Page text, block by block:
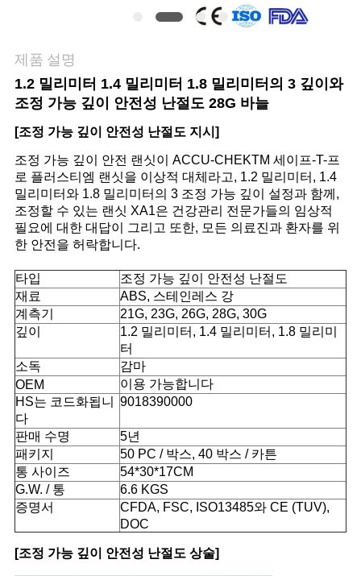
세
요
뉴
스
경
우
사
이
트
맵
PRIVACY
POLICY
제품 설명
1.2 밀리미터 1.4 밀리미터 1.8 밀리미터의 3 깊이와
조정 가능 깊이 안전성 난절도 28G 바늘
[조정 가능 깊이 안전성 난절도 지시]
조정 가능 깊이 안전 랜싯이 ACCU-CHEKTM 세이프-T-프
로 플러스티엠 랜싯을 이상적 대체라고, 1.2 밀리미터, 1.4
밀리미터와 1.8 밀리미터의 3 조정 가능 깊이 설정과 함께,
조정할 수 있는 랜싯 XA1은 건강관리 전문가들의 임상적
필요에 대한 대답이 그리고 또한, 모든 의료진과 환자를 위
한 안전을 허락합니다.
타입
조정 가능 깊이 안전성 난절도
재료
ABS, 스테인레스 강
계측기
21G, 23G, 26G, 28G, 30G
깊이
1.2 밀리미터, 1.4 밀리미터, 1.8 밀리미
터
소독
감마
OEM
이용 가능합니다
HS는 코드화됩니
다
9018390000
판매 수명
5년
패키지
50 PC / 박스, 40 박스 / 카튼
통 사이즈
54*30*17CM
G.W. / 통
6.6 KGS
증명서
CFDA, FSC, ISO13485와 CE (TUV),
DOC
[조정 가능 깊이 안전성 난절도 상술]